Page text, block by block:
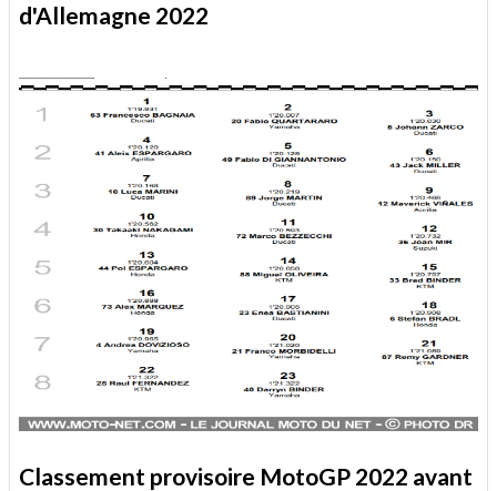
d'Allemagne 2022
Classement provisoire MotoGP 2022 avant